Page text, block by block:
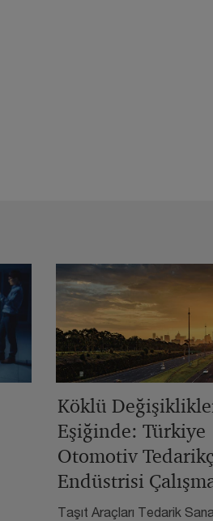
Köklü
Eşiğinde: Türkiye
Otomotiv
Endüstrisi
Taşıt Araçları Tedarik